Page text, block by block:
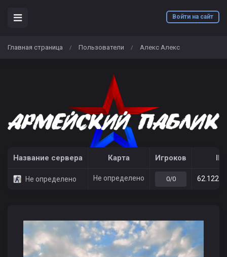
Войти на сайт
Главная страница / Пользователи / Алекс Алекс
Название сервера Карта Игроков
Не определено Не определено 0/0